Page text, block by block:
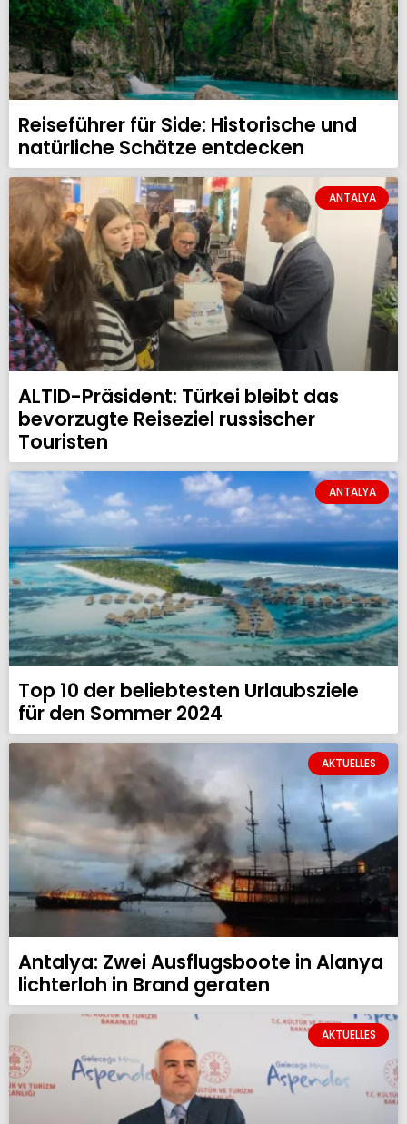
Reiseführer für Side: Historische und
natürliche Schätze entdecken
ANTALYA
ALTID-Präsident: Türkei bleibt das
bevorzugte Reiseziel russischer
Touristen
ANTALYA
Top 10 der beliebtesten Urlaubsziele
für den Sommer 2024
AKTUELLES
Antalya: Zwei Ausflugsboote in Alanya
lichterloh in Brand geraten
AKTUELLES